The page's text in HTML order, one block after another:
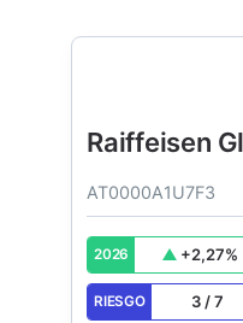
Raiffeisen
AT0000A1U7F3
2026 +2,27%
RIESGO 3 /7